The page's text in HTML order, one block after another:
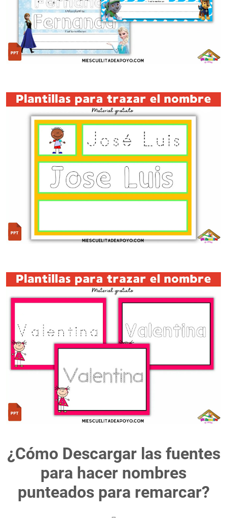
¿Cómo Descargar las fuentes
para hacer nombres
punteados para remarcar?